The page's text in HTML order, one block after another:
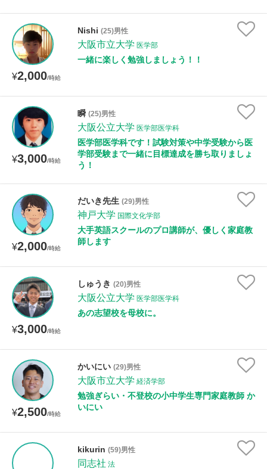
¥2,000/時給
Nishi (25)男性
大阪市立大学 医学部
一緒に楽しく勉強しましょう！！
¥3,000/時給
瞬 (25)男性
大阪公立大学 医学部医学科
医学部医学科です！試験対策や中学受験から医
学部受験まで一緒に目標達成を勝ち取りましょ
う！
¥2,000/時給
だいき先生 (29)男性
神戸大学 国際文化学部
大手英語スクールのプロ講師が、優しく家庭教
師します
¥3,000/時給
しゅうき (20)男性
大阪公立大学 医学部医学科
あの志望校を母校に。
¥2,500/時給
かいにい (29)男性
大阪市立大学 経済学部
勉強ぎらい・不登校の小中学生専門家庭教師 か
いにい
kikurin (59)男性
同志社 法